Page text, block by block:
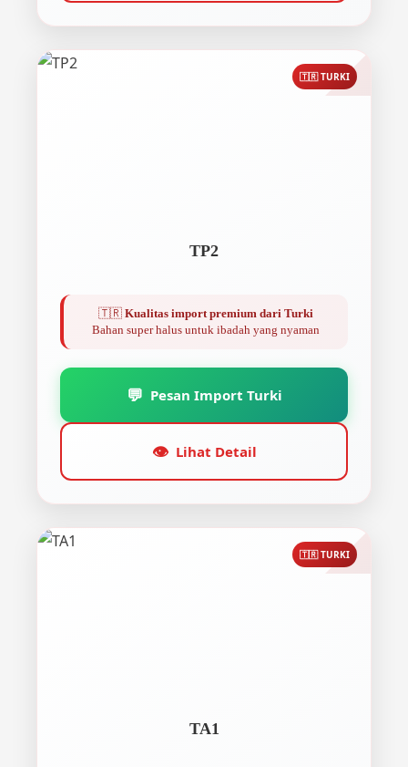
🇹🇷 TURKI
TP2
🇹🇷 Kualitas import premium dari Turki
Bahan super halus untuk ibadah yang nyaman
💬 Pesan Import Turki
👁️ Lihat Detail
🇹🇷 TURKI
TA1